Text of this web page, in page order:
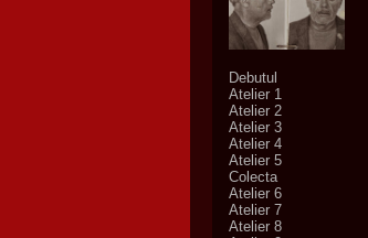
Debutul
Atelier 1
Atelier 2
Atelier 3
Atelier 4
Atelier 5
Colecta
Atelier 6
Atelier 7
Atelier 8